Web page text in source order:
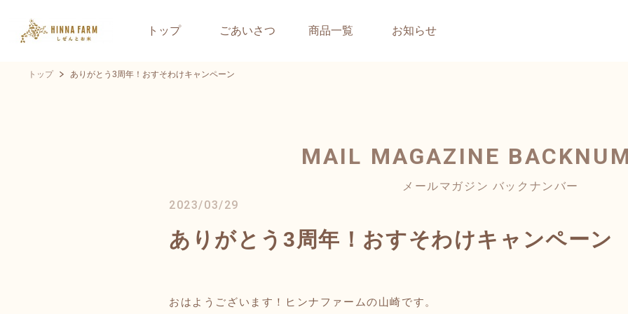
トップ ごあいさつ 商品一覧 お知らせ
トップ ありがとう3周年！おすそわけキャンペーン
MAIL MAGAZINE
メールマガジン バックナンバー
2023/03/29
ありがとう3周年！おすそわけキャンペーン
おはようございます！ヒンナファームの山崎です。